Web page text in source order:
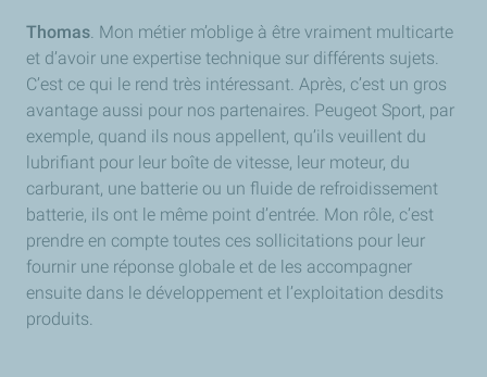
Thomas . Mon métier m’oblige à être vraiment multicarte
et d’avoir une expertise technique sur différents sujets.
C’est ce qui le rend très intéressant. Après, c’est un gros
avantage aussi pour nos partenaires. Peugeot Sport, par
exemple, quand ils nous appellent, qu’ils veuillent du
lubrifiant pour leur boîte de vitesse, leur moteur, du
carburant, une batterie ou un fluide de refroidissement
batterie, ils ont le même point d’entrée. Mon rôle, c’est
prendre en compte toutes ces sollicitations pour leur
fournir une réponse globale et de les accompagner
ensuite dans le développement et l’exploitation desdits
produits.